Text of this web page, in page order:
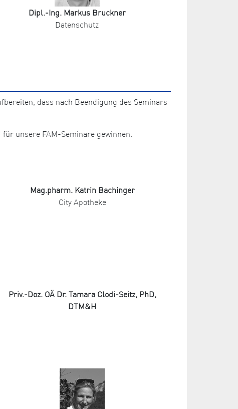
Dipl.-Ing. Markus Bruckner
Datenschutz
dass nach Beendigung des Seminars
unsere FAM-Seminare gewinnen.
Mag.pharm. Katrin Bachinger
City Apotheke
Priv.-Doz. OÄ Dr. Tamara Clodi-Seitz, PhD,
DTM&H